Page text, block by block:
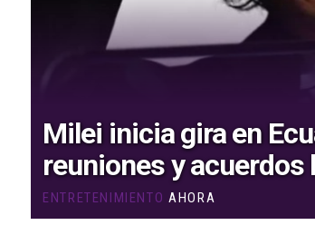
ENTRETENIMIENTO AHORA
Milei inicia gira en
reuniones y acuerdos